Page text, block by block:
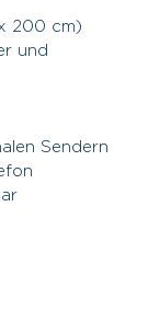
200 cm)
und
Sendern